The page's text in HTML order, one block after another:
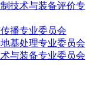
技术与装备评价专
播专业委员会
基处理专业委员会
与装备专业委员会